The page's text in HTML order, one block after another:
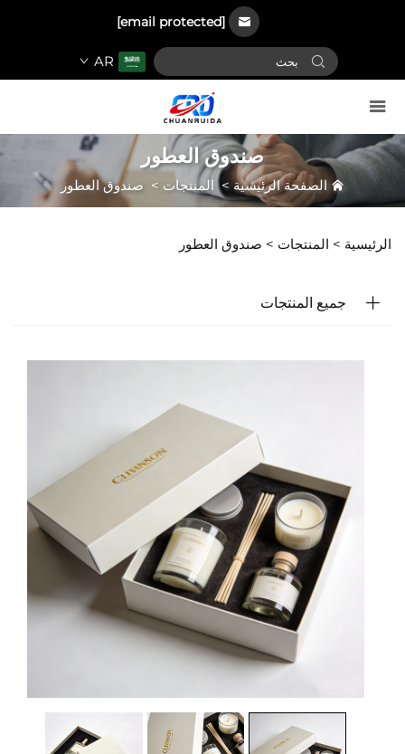
[email protected]
AR
صندوق العطور
الصفحة الرئيسية> المنتجات > صندوق العطور
الرئيسية > المنتجات > صندوق العطور
جميع المنتجات